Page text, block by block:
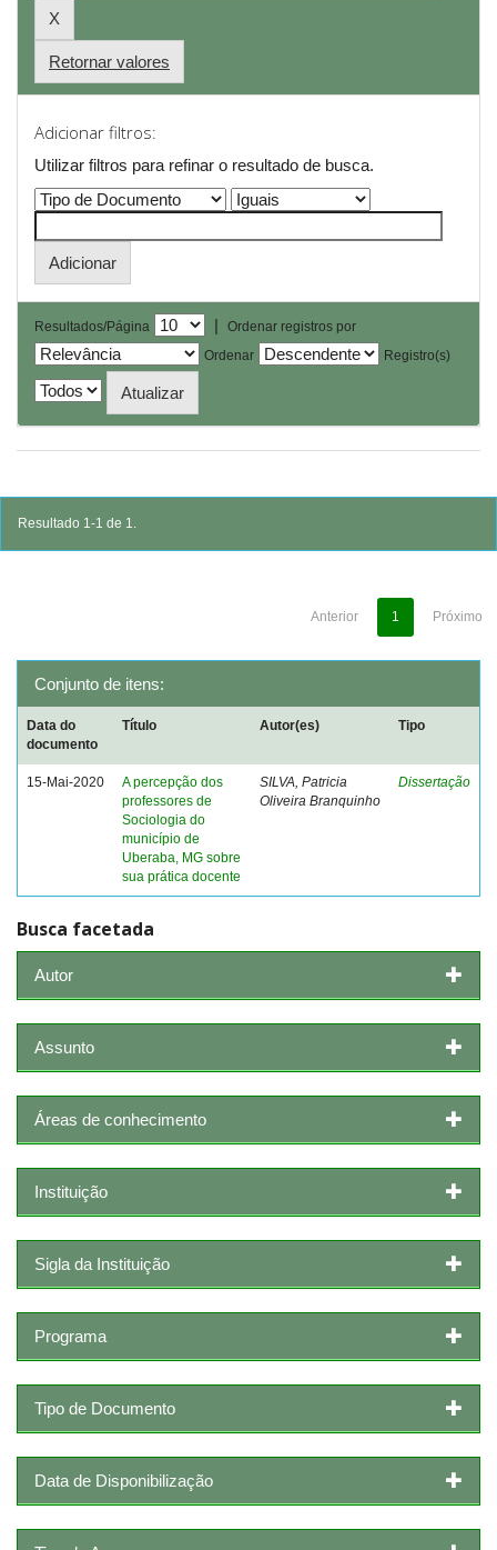
Retornar valores
Adicionar filtros:
Utilizar filtros para refinar o resultado de busca.
Resultados/Página |
Ordenar registros por
Ordenar
Registro(s)
Resultado 1-1 de 1.
Anterior 1 Próximo
Conjunto de itens:
Data do
documento
Título Autor(es) Tipo
15-Mai-2020
A percepção dos
professores de
Sociologia do
município de
Uberaba, MG sobre
sua prática docente
SILVA, Patricia
Oliveira Branquinho
Dissertação
Busca facetada
Autor
Assunto
Áreas de conhecimento
Instituição
Sigla da Instituição
Programa
Tipo de Documento
Data de Disponibilização